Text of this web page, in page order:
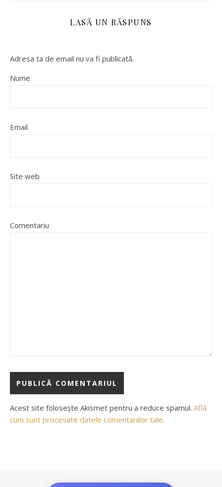
LASĂ UN RĂSPUNS
Adresa ta de email nu va fi publicată.
Nume
Email
Site web
Comentariu
Acest site folosește Akismet pentru a reduce spamul. Află
cum sunt procesate datele comentariilor tale.